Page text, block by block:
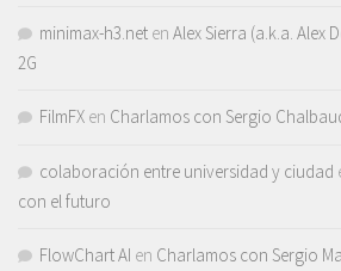
minimax-h3.net en Alex Sierra (a.k.a. Alex
2G
FilmFX en Charlamos con Sergio
colaboración entre universidad y ciudad
con el futuro
FlowChart AI en Charlamos con Sergio